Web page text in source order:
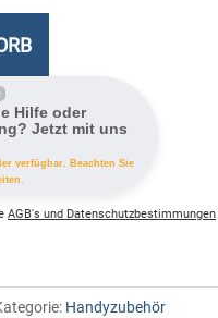
Hilfe oder
Jetzt mit uns
verfügbar. Beachten Sie
AGB's und Datenschutzbestimmungen
Handyzubehör